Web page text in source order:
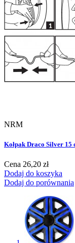
NRM
Kołpak Draco Silver 15
Cena 26,20 zł
Dodaj do koszyka
Dodaj do porównania